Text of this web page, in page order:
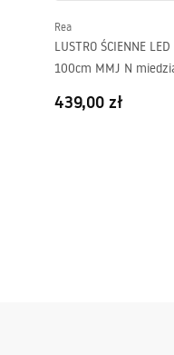
Możliwość
Gwarancja
Rea
LUSTRO ŚCIENNE LED
100cm MMJ N
439,00 zł